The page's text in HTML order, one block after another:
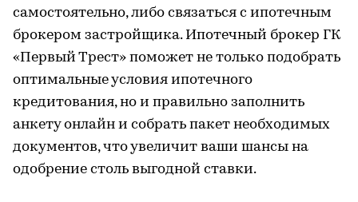
самостоятельно, либо связаться с ипотечным
брокером застройщика. Ипотечный брокер ГК
«Первый Трест» поможет не только подобрать
оптимальные условия ипотечного
кредитования, но и правильно заполнить
анкету онлайн и собрать пакет необходимых
документов, что увеличит ваши шансы на
одобрение столь выгодной ставки.